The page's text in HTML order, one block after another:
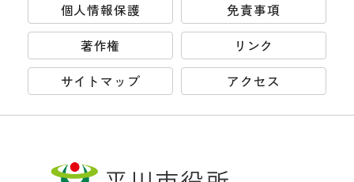
個人情報保護
免責事項
著作権
リンク
サイトマップ
アクセス